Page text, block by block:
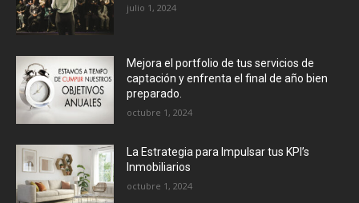
julio 1, 2024
Mejora el portfolio de tus servicios de
captación y enfrenta el final de año bien
preparado.
octubre 1, 2024
La Estrategia para Impulsar tus KPI’s
Inmobiliarios
octubre 1, 2024